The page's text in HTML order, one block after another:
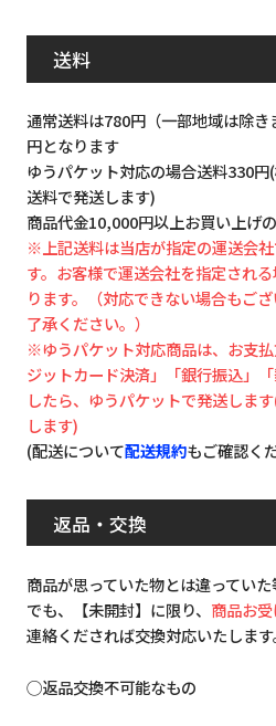
送料
通常送料は780円（一部地域は除
円となります
ゆうパケット対応の場合送料330
送料で発送します)
商品代金10,000円以上お買い上げ
※上記送料は当店が指定の運送会
す。お客様で運送会社を指定され
ります。（対応できない場合もご
了承ください。）
※ゆうパケット対応商品は、お支
ジットカード決済」「銀行振込」
したら、ゆうパケットで発送しま
します)
(配送について配送規約もご確認く
返品・交換
商品が思っていた物とは違ってい
でも、【未開封】に限り、 商品お
連絡くだされば交換対応いたします
◯返品交換不可能なもの